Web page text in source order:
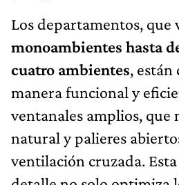
Los departamentos, que
monoambientes hasta
cuatro ambientes, están
manera funcional y
ventanales amplios, que
natural y palieres
ventilación cruzada.